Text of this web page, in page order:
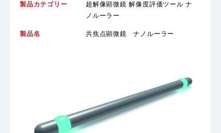
製品カテゴリー
超解像顕微鏡 解像度評価ツール ナ
ノルーラー
製品名 共焦点顕微鏡 ナノルーラー